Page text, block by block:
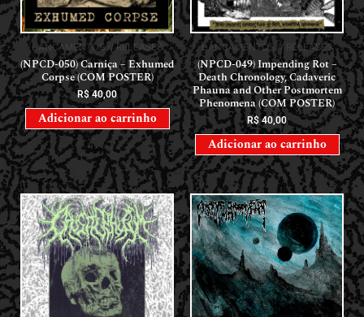
LANÇAMENTOS // RELEASES
(NPCD-050) Carniça – Exhumed
Corpse (COM POSTER)
R$40,00
Adicionar ao carrinho
LANÇAMENTOS // RELEASES
(NPCD-049) Impending Rot –
Death Chronology, Cadaveric
Phauna and Other Postmortem
Phenomena (COM POSTER)
R$40,00
Adicionar ao carrinho